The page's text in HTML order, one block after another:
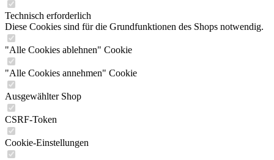
Technisch erforderlich
Diese Cookies sind für die Grundfunktionen des Shops notwendig.
"Alle Cookies ablehnen" Cookie
"Alle Cookies annehmen" Cookie
Ausgewählter Shop
CSRF-Token
Cookie-Einstellungen